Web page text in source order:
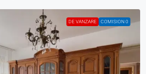
DE VANZARE COMISION 0